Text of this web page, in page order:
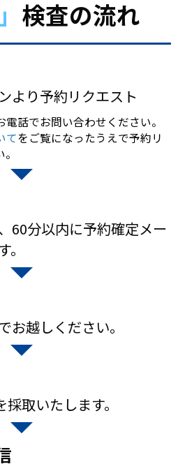
検査の流れ
より予約リクエスト
話でお問い合わせください。
てをご覧になったうえで予約リ
60分以内に予約確定メー
お越しください。
取いたします。